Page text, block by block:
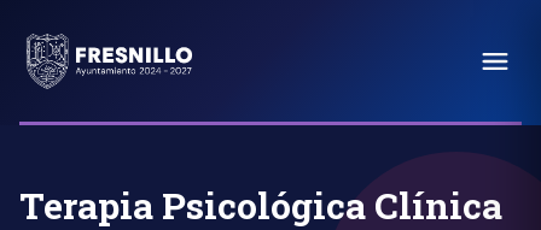
Terapia Psicológica Clínica